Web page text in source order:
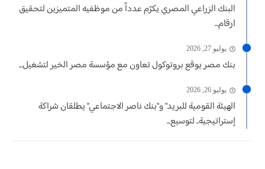
البنك الزراعي المصري يكرّم عدداً من موظفيه المتميزين لتحقيق
ارقام...
يوليو 27, 2026
بنك مصر يوقع بروتوكول تعاون مع مؤسسة مصر الخير لتشغيل...
يوليو 26, 2026
الهيئة القومية للبريد" و"بنك ناصر الاجتماعي" يطلقان شراكة
إستراتيجية.. لتوسيع...